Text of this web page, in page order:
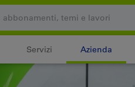
Servizi Azienda